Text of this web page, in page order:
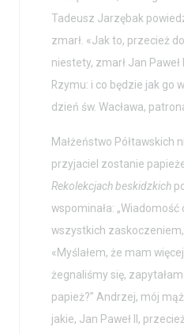
Tadeusz Jarzębak
zmarł. «Jak to, przecież
niestety, zmarł Jan
Rzymu: i co będzie jak go
dzień św. Wacława,
Małżeństwo Półtawskich
przyjaciel zostanie
Rekolekcjach beskidzkich
wspominała: „Wiadomość
wszystkich
«Myślałem, że mam
żegnaliśmy się,
papież?” Andrzej, mój
jakie, Jan Paweł II,